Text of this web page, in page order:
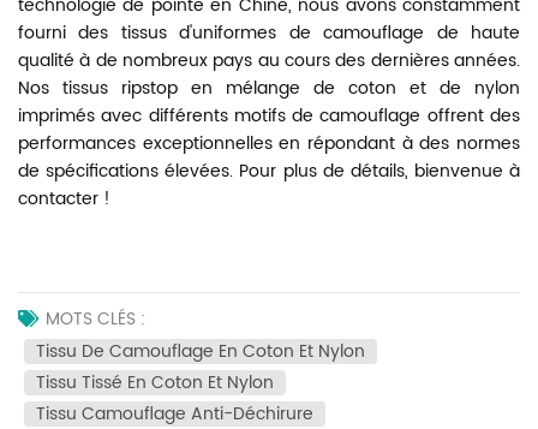
technologie de pointe en Chine, nous avons constamment
fourni des tissus d'uniformes de camouflage de haute
qualité à de nombreux pays au cours des dernières années.
Nos tissus ripstop en mélange de coton et de nylon
imprimés avec différents motifs de camouflage offrent des
performances exceptionnelles en répondant à des normes
de spécifications élevées. Pour plus de détails, bienvenue à
contacter !
MOTS CLÉS :
Tissu De Camouflage En Coton Et Nylon
Tissu Tissé En Coton Et Nylon
Tissu Camouflage Anti-Déchirure